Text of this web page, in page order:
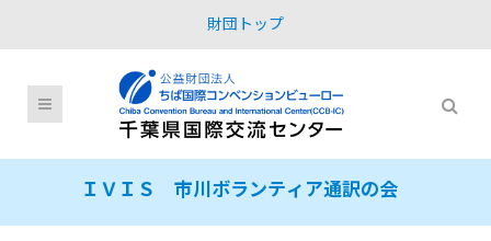
財団トップ
ＩＶＩＳ 市川ボランティア通訳の会